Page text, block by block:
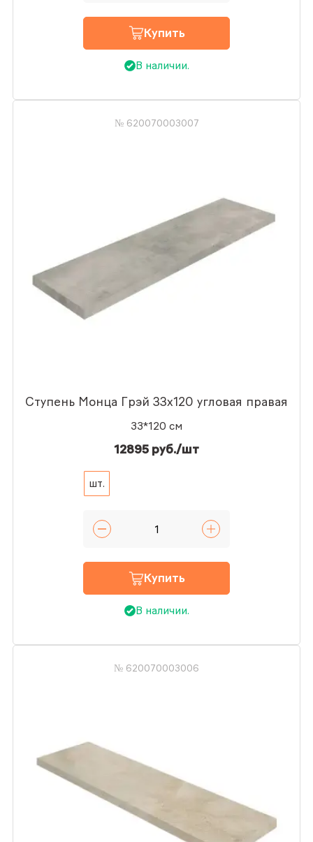
Купить
В наличии.
№ 620070003007
Ступень Монца Грэй 33x120 угловая правая
33*120 см
12895 руб./шт
шт.
Купить
В наличии.
№ 620070003006